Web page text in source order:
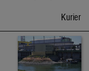
Kurier